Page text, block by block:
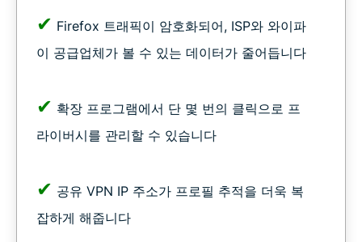
✔ Firefox 트래픽이 암호화되어, ISP와 와이파
이 공급업체가 볼 수 있는 데이터가 줄어듭니다
✔ 확장 프로그램에서 단 몇 번의 클릭으로 프
라이버시를 관리할 수 있습니다
✔ 공유 VPN IP 주소가 프로필 추적을 더욱 복
잡하게 해줍니다